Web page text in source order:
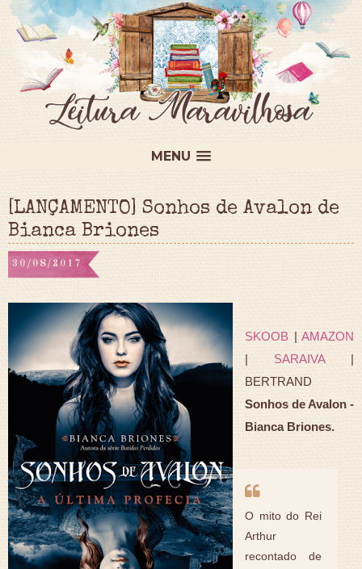
MENU
[LANÇAMENTO] Sonhos de Avalon de
Bianca Briones
30/08/2017
SKOOB | AMAZON
|SARAIVA|
BERTRAND
Sonhos de Avalon -
Bianca Briones.
O mito do Rei
Arthur
recontado de